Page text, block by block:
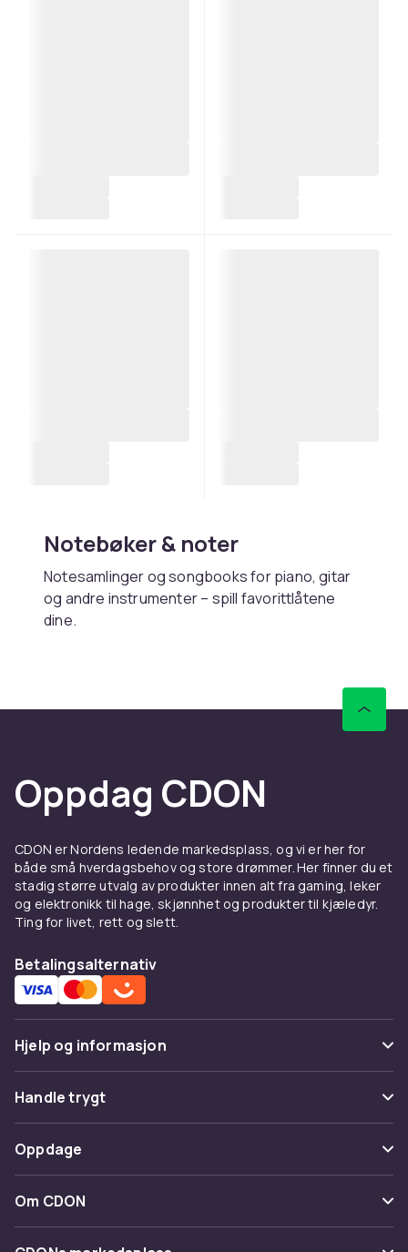
Notebøker & noter
Notesamlinger og songbooks for piano, gitar
og andre instrumenter – spill favorittlåtene
dine.
Oppdag CDON
CDON er Nordens ledende markedsplass, og vi er her for
både små hverdagsbehov og store drømmer. Her finner du et
stadig større utvalg av produkter innen alt fra gaming, leker
og elektronikk til hage, skjønnhet og produkter til kjæledyr.
Ting for livet, rett og slett.
Betalingsalternativ
Hjelp og informasjon
Vanlige spørsmål
Spor pakke
Angre & returner her
Kontakt oss
Handle trygt
Betaling
Levering
Oppdage
Kategorier
Varemerker
Om CDON
Om oss